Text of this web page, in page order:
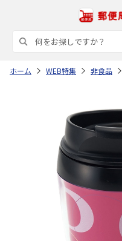
ホーム WEB特集 非食品